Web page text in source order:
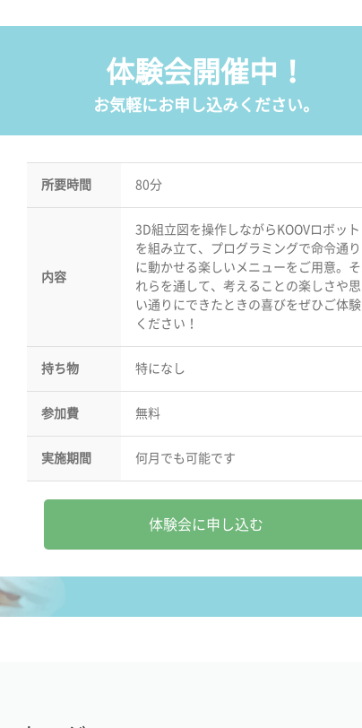
体験会開催中！
お気軽にお申し込みください。
所要時間 80分
内容
3D組立図を操作しながらKOOVロボット
を組み立て、プログラミングで命令通り
に動かせる楽しいメニューをご用意。そ
れらを通して、考えることの楽しさや思
い通りにできたときの喜びをぜひご体験
ください！
持ち物 特になし
参加費 無料
実施期間 何月でも可能です
体験会に申し込む